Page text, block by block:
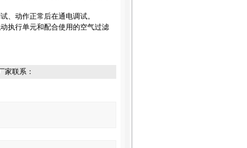
、动作正常后在通电调试。
执行单元和配合使用的空气过滤
家联系：